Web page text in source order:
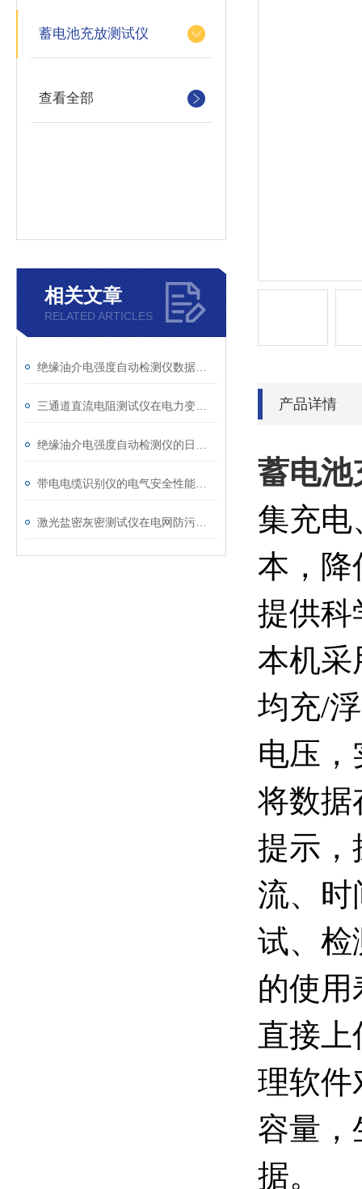
蓄电池充放测试仪
查看全部
相关文章
RELATED ARTICLES
产品详情
蓄电池
集充电
本，降
提供科
本机采
均充/
电压
将数据
提示，
流、时
试、检
的使用
直接上
理软件
容量，
据。